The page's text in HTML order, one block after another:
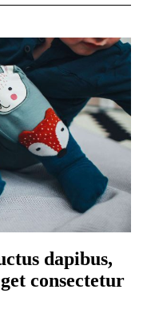
dapibus,
consectetur